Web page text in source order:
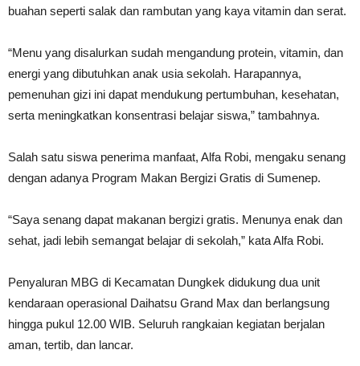
buahan seperti salak dan rambutan yang kaya vitamin dan serat.
“Menu yang disalurkan sudah mengandung protein, vitamin, dan
energi yang dibutuhkan anak usia sekolah. Harapannya,
pemenuhan gizi ini dapat mendukung pertumbuhan, kesehatan,
serta meningkatkan konsentrasi belajar siswa,” tambahnya.
Salah satu siswa penerima manfaat, Alfa Robi, mengaku senang
dengan adanya Program Makan Bergizi Gratis di Sumenep.
“Saya senang dapat makanan bergizi gratis. Menunya enak dan
sehat, jadi lebih semangat belajar di sekolah,” kata Alfa Robi.
Penyaluran MBG di Kecamatan Dungkek didukung dua unit
kendaraan operasional Daihatsu Grand Max dan berlangsung
hingga pukul 12.00 WIB. Seluruh rangkaian kegiatan berjalan
aman, tertib, dan lancar.